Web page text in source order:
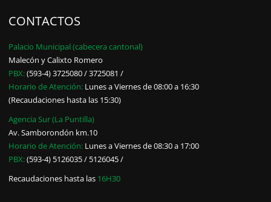
CONTACTOS
Palacio Municipal (cabecera cantonal)
Malecón y Calixto Romero
PBX:(593-4) 3725080 / 3725081 /
Horario de Atención: Lunes a Viernes de 08:00 a 16:30
(Recaudaciones hasta las 15:30)
Agencia Sur (La Puntilla)
Av. Samborondón km.10
Horario de Atención: Lunes a Viernes de 08:30 a 17:00
PBX:(593-4) 5126035 / 5126045 /
Recaudaciones hasta las 16H30